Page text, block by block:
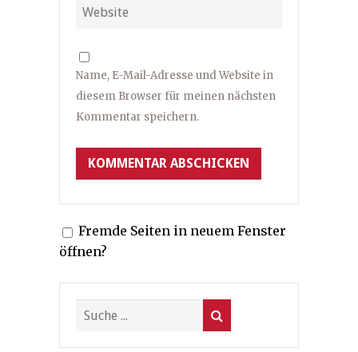
Name, E-Mail-Adresse und Website in
diesem Browser für meinen nächsten
Kommentar speichern.
Fremde Seiten in neuem Fenster
öffnen?